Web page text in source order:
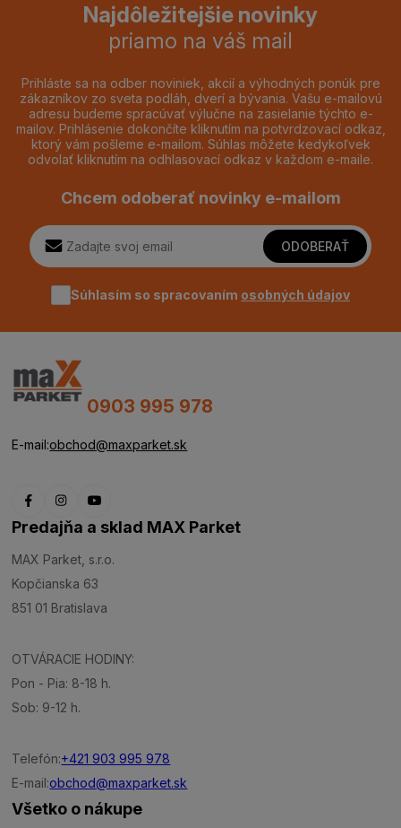
Najdôležitejšie novinky
priamo na váš mail
Prihláste sa na odber noviniek, akcií a výhodných ponúk pre
zákazníkov zo sveta podláh, dverí a bývania. Vašu e-mailovú
adresu budeme spracúvať výlučne na zasielanie týchto e-
mailov. Prihlásenie dokončíte kliknutím na potvrdzovací odkaz,
ktorý vám pošleme e-mailom. Súhlas môžete kedykoľvek
odvolať kliknutím na odhlasovací odkaz v každom e-maile.
Chcem odoberať novinky e-mailom
ODOBERAŤ
Súhlasím so spracovaním osobných údajov
0903 995 978
E-mail:obchod@maxparket.sk
Predajňa a sklad MAX Parket
MAX Parket, s.r.o.
Kopčianska 63
851 01 Bratislava
OTVÁRACIE HODINY:
Pon - Pia: 8-18 h.
Sob: 9-12 h.
Telefón:+421 903 995 978
E-mail:obchod@maxparket.sk
Všetko o nákupe